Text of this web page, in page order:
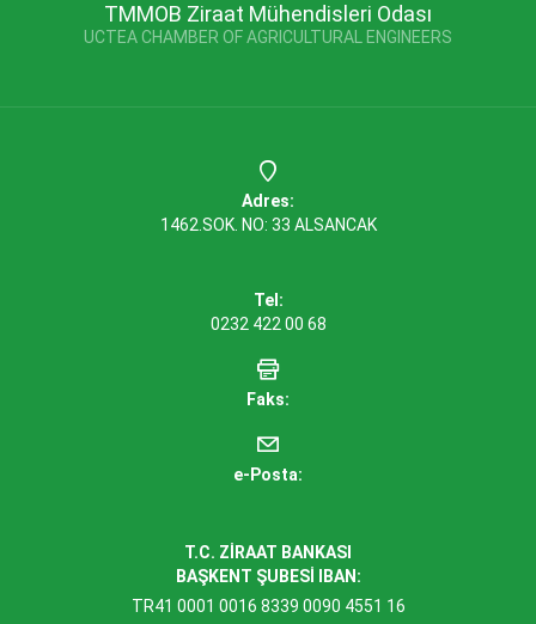
TMMOB Ziraat Mühendisleri Odası
UCTEA CHAMBER OF AGRICULTURAL ENGINEERS
Adres:
1462.SOK. NO: 33 ALSANCAK
Tel:
0232 422 00 68
Faks:
e-Posta:
T.C. ZİRAAT BANKASI
BAŞKENT ŞUBESİ IBAN:
TR41 0001 0016 8339 0090 4551 16